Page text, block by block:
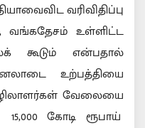
வரிவிதிப்பு
வங்கதேசம் உள்ளிட்ட
கூடும் என்பதால்
உற்பத்தியை
வேலையை
கோடி ரூபாய்